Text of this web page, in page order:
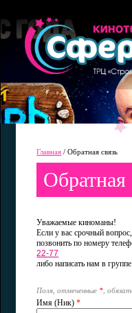
Главная /Обратная связь
Обратная
Уважаемые киноманы!
Если у вас срочный
позвонить по номеру
22-77
либо написать нам в
Поля, отмеченные * ,
Имя (Ник)*